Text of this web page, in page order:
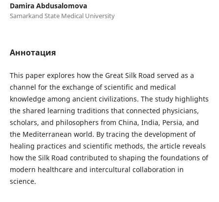
Damira Abdusalomova
Samarkand State Medical University
Аннотация
This paper explores how the Great Silk Road served as a
channel for the exchange of scientific and medical
knowledge among ancient civilizations. The study highlights
the shared learning traditions that connected physicians,
scholars, and philosophers from China, India, Persia, and
the Mediterranean world. By tracing the development of
healing practices and scientific methods, the article reveals
how the Silk Road contributed to shaping the foundations of
modern healthcare and intercultural collaboration in
science.